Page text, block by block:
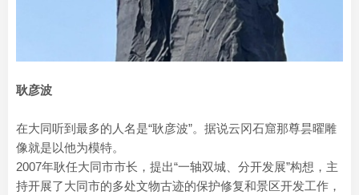
耿彦波
在大同听到最多的人名是“耿彦波”。据说云冈石窟那尊昙曜雕
像就是以他为模特。
2007年耿任大同市市长，提出“一轴双城、分开发展”构想，主
持开展了大同市的多处文物古迹的保护修复和景区开发工作，